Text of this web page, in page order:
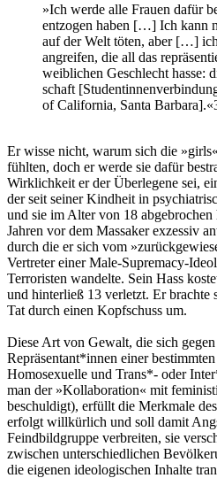
»Ich werde alle Frauen dafür
entzogen haben […] Ich kann
auf der Welt töten, aber […]
angreifen, die all das
weiblichen Geschlecht hasse:
schaft
of California, Santa Barbara].«
Er wisse nicht, warum sich die
fühlten, doch er werde sie dafür
Wirklichkeit er der Überlegene sei,
der seit seiner Kindheit in
und sie im Alter von 18 abgebrochen
Jahren vor dem Massaker exzessiv
durch die er sich vom
Vertreter einer Male-Supremacy-
Terroristen wandelte. Sein Hass
und hinterließ 13 verletzt. Er brachte
Tat durch einen Kopfschuss um.
Diese Art von Gewalt, die sich
Repräsentant*innen einer
Ho­mosexuelle und Trans*- oder
man der »Kollaboration« mit
beschuldigt), erfüllt die Merkmale
erfolgt willkürlich und soll damit
Feindbildgruppe verbreiten, sie
zwischen unterschiedlichen
die eigenen ideologischen Inhalte